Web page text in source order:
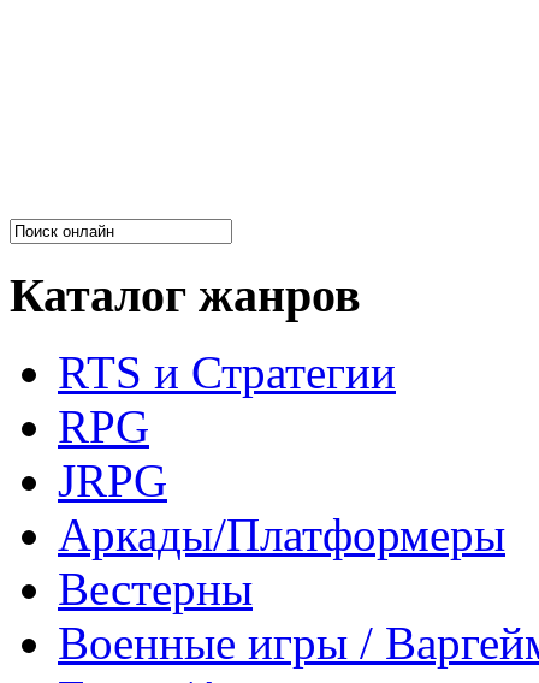
Каталог жанров
RTS и Стратегии
RPG
JRPG
Аркады/Платформеры
Вестерны
Военные игры /